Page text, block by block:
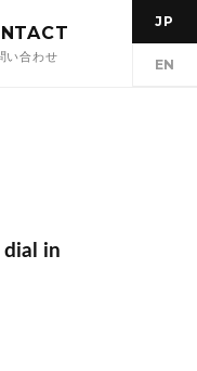
い合わせ
JP
EN
dial in